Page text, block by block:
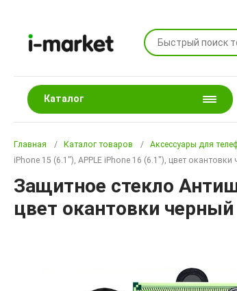
Каталог
Главная Каталог товаров Аксессуары для
iPhone 15 (6.1"), APPLE iPhone 16 (6.1"), цвет окантовки
Защитное стекло
цвет окантовки черный